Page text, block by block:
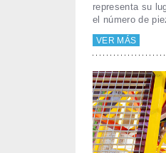
representa su
el número de
VER MÁS